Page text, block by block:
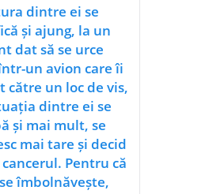
dintre ei se
și ajung, la un
dat să se urce
un avion care îi
către un loc de vis,
dintre ei se
și mai mult, se
mai tare și decid
Pentru că
îmbolnăvește,